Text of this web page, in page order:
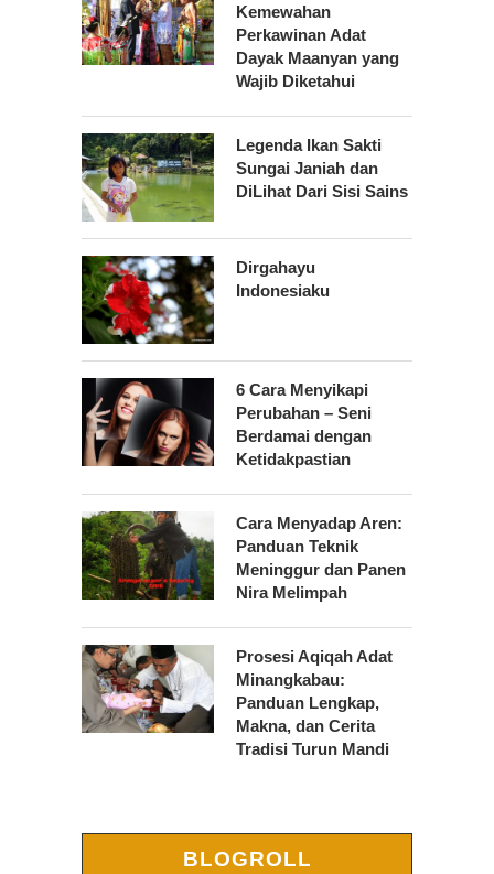
Kemewahan
Perkawinan Adat
Dayak Maanyan yang
Wajib Diketahui
Legenda Ikan Sakti
Sungai Janiah dan
DiLihat Dari Sisi Sains
Dirgahayu
Indonesiaku
6 Cara Menyikapi
Perubahan – Seni
Berdamai dengan
Ketidakpastian
Cara Menyadap Aren:
Panduan Teknik
Meninggur dan Panen
Nira Melimpah
Prosesi Aqiqah Adat
Minangkabau:
Panduan Lengkap,
Makna, dan Cerita
Tradisi Turun Mandi
BLOGROLL